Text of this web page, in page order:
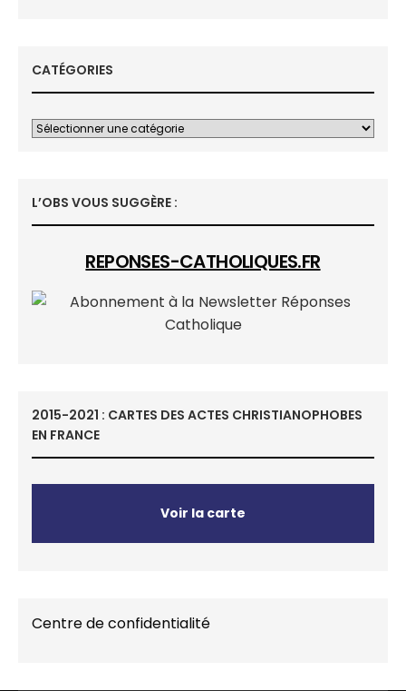
CATÉGORIES
L’OBS VOUS SUGGÈRE :
REPONSES-CATHOLIQUES.FR
2015-2021 : CARTES DES ACTES CHRISTIANOPHOBES
EN FRANCE
Voir la carte
Centre de confidentialité